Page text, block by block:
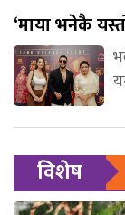
‘माया भनेकै
विशेष